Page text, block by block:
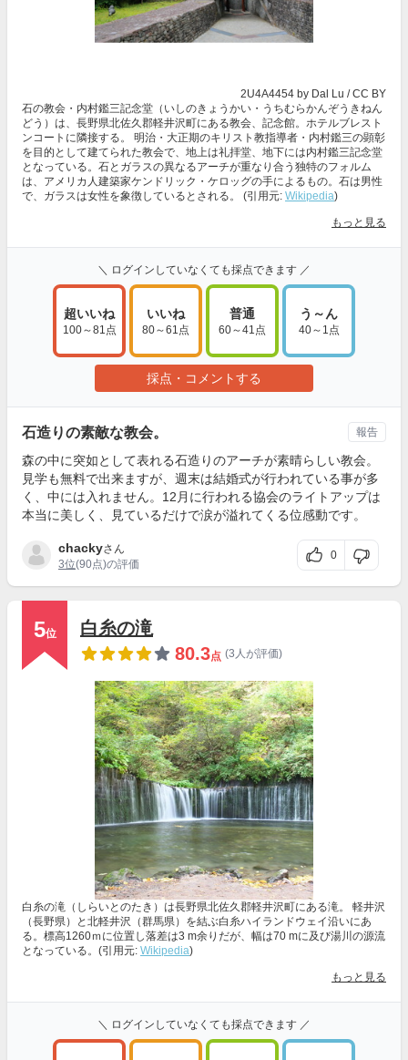
2U4A4454 by Dal Lu /CC BY
石の教会・内村鑑三記念堂（いしのきょうかい・うちむらかんぞうきねん
どう）は、長野県北佐久郡軽井沢町にある教会、記念館。ホテルブレスト
ンコートに隣接する。 明治・大正期のキリスト教指導者・内村鑑三の顕彰
を目的として建てられた教会で、地上は礼拝堂、地下には内村鑑三記念堂
となっている。石とガラスの異なるアーチが重なり合う独特のフォルム
は、アメリカ人建築家ケンドリック・ケロッグの手によるもの。石は男性
で、ガラスは女性を象徴しているとされる。 (引用元: Wikipedia)
もっと見る
＼ ログインしていなくても採点できます ／
超いいね
100～81点
いいね
80～61点
普通
60～41点
う～ん
40～1点
採点・コメントする
石造りの素敵な教会。
森の中に突如として表れる石造りのアーチが素晴らしい教会。
見学も無料で出来ますが、週末は結婚式が行われている事が多
く、中には入れません。12月に行われる協会のライトアップは
本当に美しく、見ているだけで涙が溢れてくる位感動です。
chackyさん
3位(90点)の評価
0
報告
5位
白糸の滝
80.3点 (3人が評価)
白糸の滝（しらいとのたき）は長野県北佐久郡軽井沢町にある滝。 軽井沢
（長野県）と北軽井沢（群馬県）を結ぶ白糸ハイランドウェイ沿いにあ
る。標高1260ｍに位置し落差は3 m余りだが、幅は70 mに及び湯川の源流
となっている。(引用元: Wikipedia)
もっと見る
＼ ログインしていなくても採点できます ／